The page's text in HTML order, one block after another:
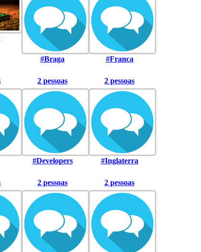
#Braga #Franca
2 pessoas
#Developers
2 pessoas
#Inglaterra
2 pessoas 2 pessoas